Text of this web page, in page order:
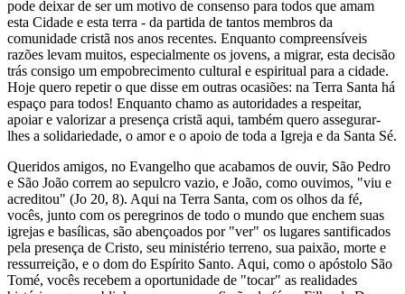
pode deixar de ser um motivo de consenso para todos que amam
esta Cidade e esta terra - da partida de tantos membros da
comunidade cristã nos anos recentes. Enquanto compreensíveis
razões levam muitos, especialmente os jovens, a migrar, esta decisão
trás consigo um empobrecimento cultural e espiritual para a cidade.
Hoje quero repetir o que disse em outras ocasiões: na Terra Santa há
espaço para todos! Enquanto chamo as autoridades a respeitar,
apoiar e valorizar a presença cristã aqui, também quero assegurar-
lhes a solidariedade, o amor e o apoio de toda a Igreja e da Santa Sé.
Queridos amigos, no Evangelho que acabamos de ouvir, São Pedro
e São João correm ao sepulcro vazio, e João, como ouvimos, "viu e
acreditou" (Jo 20, 8). Aqui na Terra Santa, com os olhos da fé,
vocês, junto com os peregrinos de todo o mundo que enchem suas
igrejas e basílicas, são abençoados por "ver" os lugares santificados
pela presença de Cristo, seu ministério terreno, sua paixão, morte e
ressurreição, e o dom do Espírito Santo. Aqui, como o apóstolo São
Tomé, vocês recebem a oportunidade de "tocar" as realidades